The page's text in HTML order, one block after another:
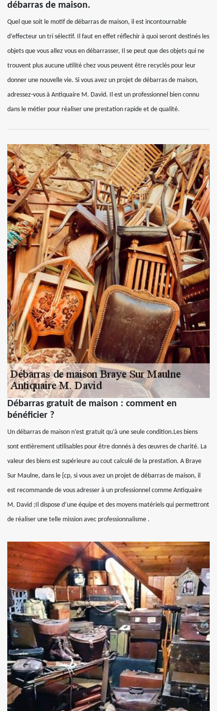
débarras de maison.
Quel que soit le motif de débarras de maison, il est incontournable
d’effecteur un tri sélectif. Il faut en effet réflechir à quoi seront destinés les
objets que vous allez vous en débarrasser, Il se peut que des objets qui ne
trouvent plus aucune utilité chez vous peuvent être recyclés pour leur
donner une nouvelle vie. Si vous avez un projet de débarras de maison,
adressez-vous à Antiquaire M. David. Il est un professionnel bien connu
dans le métier pour réaliser une prestation rapide et de qualité.
Débarras gratuit de maison : comment en
bénéficier ?
Un débarras de maison n’est gratuit qu’à une seule condition.Les biens
sont entièrement utilisables pour être donnés à des œuvres de charité. La
valeur des biens est supérieure au cout calculé de la prestation. A Braye
Sur Maulne, dans le {cp, si vous avez un projet de débarras de maison, il
est recommande de vous adresser à un professionnel comme Antiquaire
M. David ;Il dispose d’une équipe et des moyens matériels qui permettront
de réaliser une telle mission avec professionnalisme .